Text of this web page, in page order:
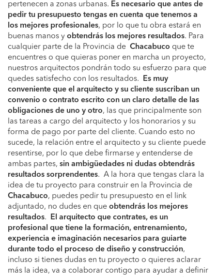
pertenecen a zonas urbanas. Es necesario que antes de
pedir tu presupuesto tengas en cuenta que tenemos a
los mejores profesionales, por lo que tu obra estará en
buenas manos y obtendrás los mejores resultados. Para
cualquier parte de la Provincia de Chacabuco que te
encuentres o que quieras poner en marcha un proyecto,
nuestros arquitectos pondrán todo su esfuerzo para que
quedes satisfecho con los resultados.
Es muy
conveniente que el arquitecto y su cliente suscriban un
convenio o contrato escrito con un claro detalle de las
obligaciones de uno y otro, las que principalmente son
las tareas a cargo del arquitecto y los honorarios y su
forma de pago por parte del cliente. Cuando esto no
sucede, la relación entre el arquitecto y su cliente puede
resentirse, por lo que debe firmarse y entenderse de
ambas partes, sin ambigüedades ni dudas obtendrás
resultados sorprendentes. A la hora que tengas clara la
idea de tu proyecto para construir en la Provincia de
Chacabuco, puedes pedir tu presupuesto en el link
adjuntado, no dudes en que obtendrás los mejores
resultados.
El arquitecto que contrates, es un
profesional que tiene la formación, entrenamiento,
experiencia e imaginación necesarios para guiarte
durante todo el proceso de diseño y construcción,
incluso si tienes dudas en tu proyecto o quieres aclarar
más la idea, va a colaborar contigo para ayudar a definir